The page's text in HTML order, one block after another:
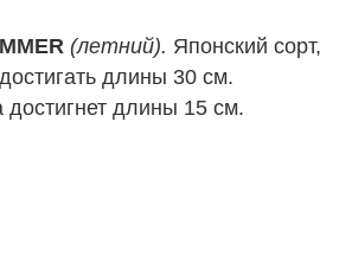
(летний). Японский сорт,
длины 30 см.
достигнет длины 15 см.